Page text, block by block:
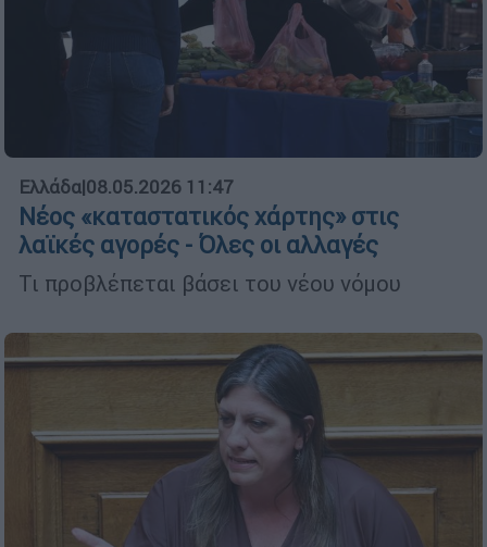
Ελλάδα|08.05.2026 11:47
Νέος «καταστατικός χάρτης» στις
λαϊκές αγορές - Όλες οι αλλαγές
Τι προβλέπεται βάσει του νέου νόμου